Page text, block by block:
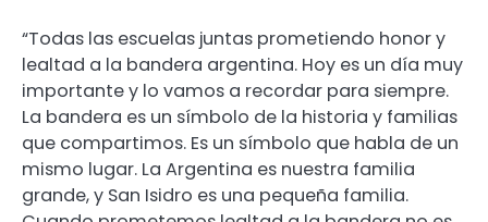
“Todas las escuelas juntas prometiendo honor y
lealtad a la bandera argentina. Hoy es un día muy
importante y lo vamos a recordar para siempre.
La bandera es un símbolo de la historia y familias
que compartimos. Es un símbolo que habla de un
mismo lugar. La Argentina es nuestra familia
grande, y San Isidro es una pequeña familia.